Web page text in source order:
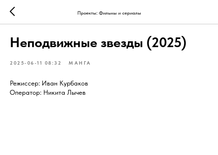
Проекты: Фильмы и сериалы
Неподвижные звезды (2025)
2025-06-11 08:32 МАНГА
Режиссер: Иван Курбаков
Оператор: Никита Лычев